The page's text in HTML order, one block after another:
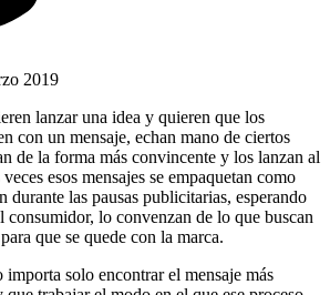
2019
lanzar una idea y quieren que los
con un mensaje, echan mano de ciertos
de la forma más convincente y los lanzan al
esos mensajes se empaquetan como
durante las pausas publicitarias, esperando
consumidor, lo convenzan de lo que buscan
que se quede con la marca.
importa solo encontrar el mensaje más